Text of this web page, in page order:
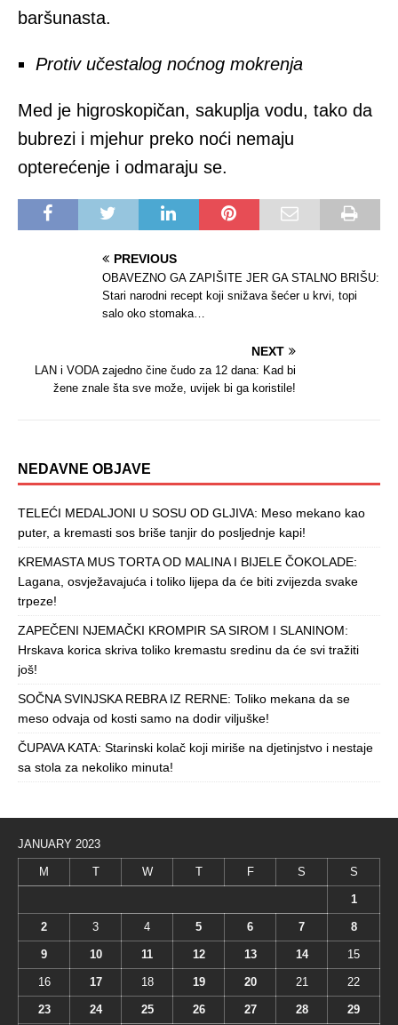
baršunasta.
Protiv učestalog noćnog mokrenja
Med je higroskopičan, sakuplja vodu, tako da
bubrezi i mjehur preko noći nemaju
opterećenje i odmaraju se.
PREVIOUS
OBAVEZNO GA ZAPIŠITE JER GA STALNO BRIŠU:
Stari narodni recept koji snižava šećer u krvi, topi
salo oko stomaka…
NEXT
LAN i VODA zajedno čine čudo za 12 dana: Kad bi
žene znale šta sve može, uvijek bi ga koristile!
NEDAVNE OBJAVE
TELEĆI MEDALJONI U SOSU OD GLJIVA: Meso mekano kao
puter, a kremasti sos briše tanjir do posljednje kapi!
KREMASTA MUS TORTA OD MALINA I BIJELE ČOKOLADE:
Lagana, osvježavajuća i toliko lijepa da će biti zvijezda svake
trpeze!
ZAPEČENI NJEMAČKI KROMPIR SA SIROM I SLANINOM:
Hrskava korica skriva toliko kremastu sredinu da će svi tražiti
još!
SOČNA SVINJSKA REBRA IZ RERNE: Toliko mekana da se
meso odvaja od kosti samo na dodir viljuške!
ČUPAVA KATA: Starinski kolač koji miriše na djetinjstvo i nestaje
sa stola za nekoliko minuta!
JANUARY 2023
M T W T F S S
1
2 3 4 5 6 7 8
9 10 11 12 13 14 15
16 17 18 19 20 21 22
23 24 25 26 27 28 29